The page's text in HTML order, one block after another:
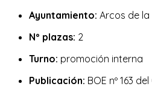
entrada:
la
Ayuntamiento: Arcos de
Nº plazas: 2
Turno: promoción interna
Publicación: BOE nº 163